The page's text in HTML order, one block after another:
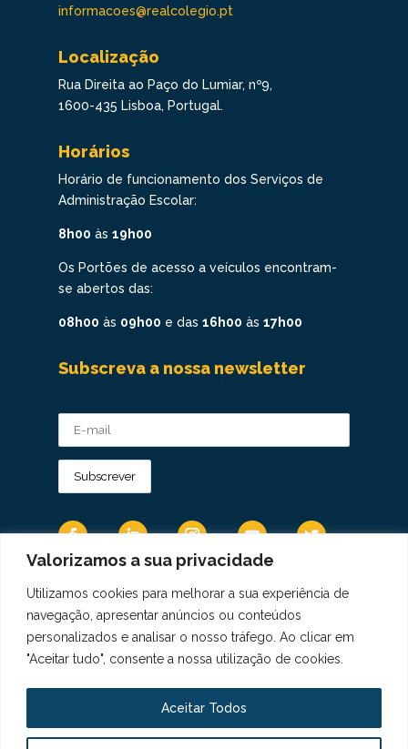
Valorizamos a sua privacidade
Utilizamos cookies para melhorar a sua experiência de
navegação, apresentar anúncios ou conteúdos
personalizados e analisar o nosso tráfego. Ao clicar em
"Aceitar tudo", consente a nossa utilização de cookies.
Aceitar Todos
informacoes@realcolegio.pt
Localização
Rua Direita ao Paço do Lumiar, nº9,
1600-435 Lisboa, Portugal.
Horários
Horário de funcionamento dos Serviços de
Administração Escolar:
8h00 às 19h00
Os Portões de acesso a veículos encontram-
se abertos das:
08h00 às 09h00 e das 16h00 às 17h00
Subscreva a nossa newsletter
Os Dados Pessoais são tratados de acordo
com a Diretiva 95/46/CE do Regulamento
Geral sobre a Proteção de Dados.
Copyright © 2021 Real Colégio de Portugal.
Todos os direitos revervados. Conheça a nossa
Política de Privacidadeaqui